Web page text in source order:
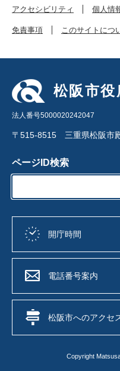
アクセシビリティ 個人情
免責事項 このサイトにつ
松阪市役
法人番号5000020242047
〒515-8515 三重県松阪市
ページID検索
開庁時間
電話番号案内
松阪市へのアクセ
Copyright